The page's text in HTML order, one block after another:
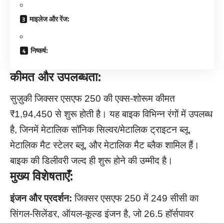
माइलेज और रेंज:
निष्कर्ष:
कीमत और उपलब्धता:
सुज़ुकी जिक्सर एसएफ 250 की एक्स-शोरूम कीमत
₹1,94,450 से शुरू होती है। यह बाइक विभिन्न रंगों में उपलब्ध
है, जिनमें मेटालिक सॉनिक सिल्वर/मेटालिक ट्राइटन ब्लू,
मेटालिक मैट स्टेलर ब्लू, और मेटालिक मैट ब्लैक शामिल हैं।
बाइक की डिलीवरी जल्द ही शुरू होने की उम्मीद है।
मुख्य विशेषताएँ:
इंजन और प्रदर्शन: जिक्सर एसएफ 250 में 249 सीसी का
सिंगल-सिलेंडर, ऑयल-कूल्ड इंजन है, जो 26.5 हॉर्सपावर